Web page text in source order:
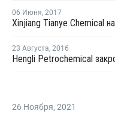
06 Июня, 2017
23 Августа, 2016
26 Ноября, 2021